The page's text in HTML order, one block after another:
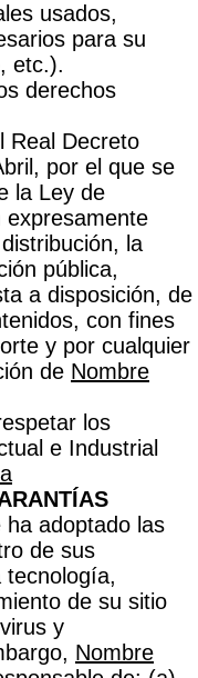
usados,
para su
etc.).
derechos
Real Decreto
por el que se
la Ley de
expresamente
la
pública,
a disposición, de
con fines
y por cualquier
de Nombre
los
e Industrial
ha adoptado las
de sus
tecnología,
de su sitio
y
Nombre